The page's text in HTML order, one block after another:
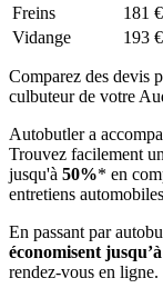
Freins 181
Vidange 193
Comparez des devis
culbuteur de votre
Autobutler a
Trouvez facilement
jusqu'à 50%* en
entretiens
En passant par
économisent
rendez-vous en ligne.